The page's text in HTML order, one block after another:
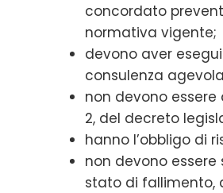
concordato
normativa vigente;
devono aver
consulenza
non devono
2, del decreto
hanno l’obbligo di
non devono
stato di fallimento,